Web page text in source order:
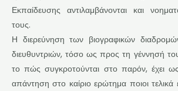
Εκπαίδευσης αντιλαμβάνονται και
τους.
Η διερεύνηση των βιογραφικών
διευθυντριών, τόσο ως προς τη γέννησή
το πώς συγκροτούνται στο παρόν, έχει
απάντηση στο καίριο ερώτημα ποιοι τελικά